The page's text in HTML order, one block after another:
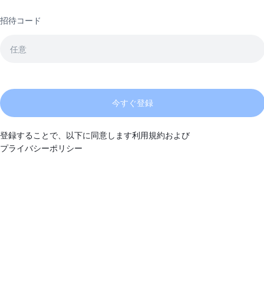
招待コード
今すぐ登録
登録することで、以下に同意します利用規約および
プライバシーポリシー